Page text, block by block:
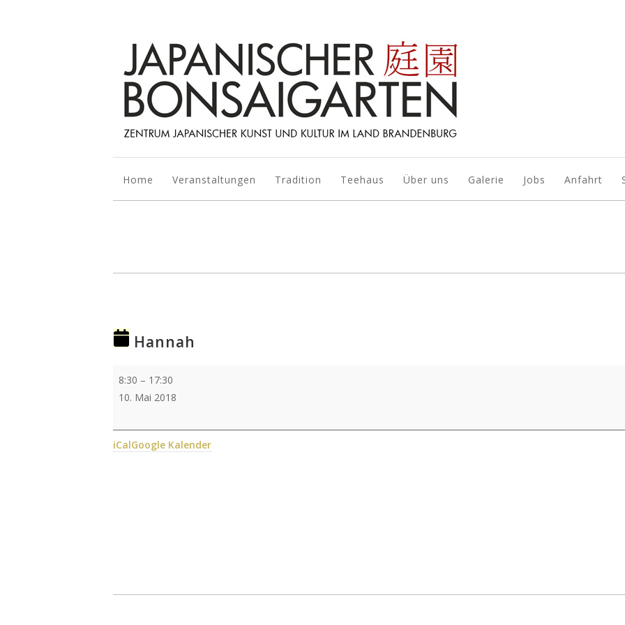
Home Veranstaltungen Tradition Teehaus Über uns Galerie Jobs Anfahrt
Hannah
Hannah
8:30 – 17:30
10. Mai 2018
iCalGoogle Kalender